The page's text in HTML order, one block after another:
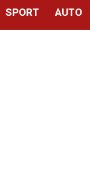
SPORT AUTO